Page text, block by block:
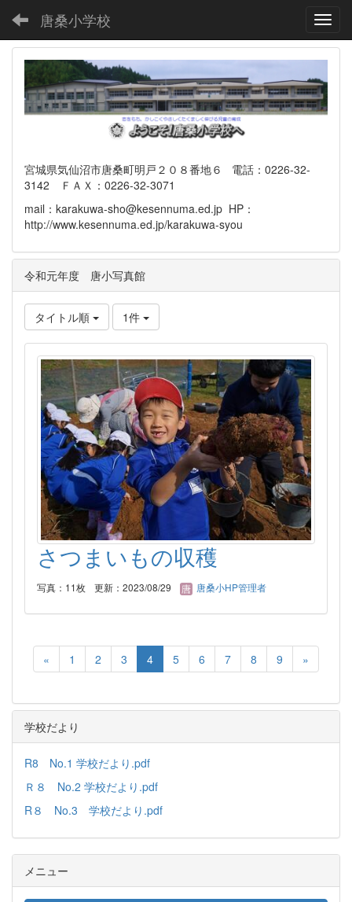
唐桑小学校
宮城県気仙沼市唐桑町明戸２０８番地６ 電話：0226-32-
3142 ＦＡＸ：0226-32-3071
mail：karakuwa-sho@kesennuma.ed.jp HP：
http://www.kesennuma.ed.jp/karakuwa-syou
令和元年度 唐小写真館
タイトル順 1件
さつまいもの収穫
写真：11枚 更新：2023/08/29 唐桑小HP管理者
« 1 2 3 4 5 6 7 8 9 »
学校だより
R8 No.1 学校だより.pdf
Ｒ８ No.2 学校だより.pdf
R８ No.3 学校だより.pdf
メニュー